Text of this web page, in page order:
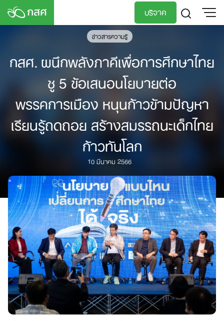
Skip
บริจาค
ข่าวสารความรู้
กสศ. ผนึกพลังภาคีเพื่อการศึกษาไทย
ชู 5 ข้อเสนอนโยบายต่อ
พรรคการเมือง หนุนก้าวข้ามปัญหา
เรียนรู้ถดถอย สร้างสมรรถนะเด็กไทย
ก้าวทันโลก
10 มีนาคม 2566